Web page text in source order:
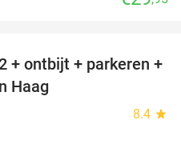
48%
+ ontbijt + parkeren +
Haag
8.4 star